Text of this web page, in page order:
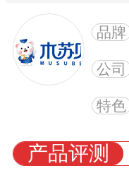
品牌
公司
特色
产品评测